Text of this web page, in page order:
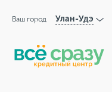
Ваш город Улан-Удэ